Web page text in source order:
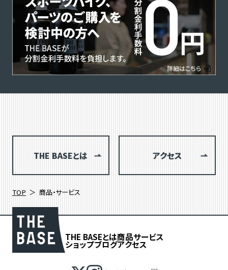
THE BASEとは アクセス
TOP 商品・サービス
THE BASEとは商品サービス
ショップブログアクセス